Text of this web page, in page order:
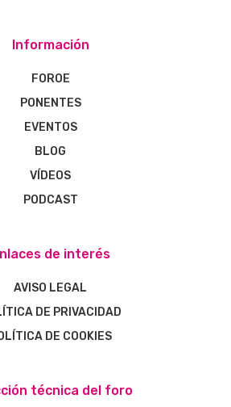
Información
FOROE
PONENTES
EVENTOS
BLOG
VÍDEOS
PODCAST
de interés
AVISO LEGAL
DE PRIVACIDAD
DE COOKIES
técnica del foro